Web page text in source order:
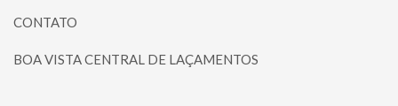
CONTATO
BOA VISTA CENTRAL DE LAÇAMENTOS